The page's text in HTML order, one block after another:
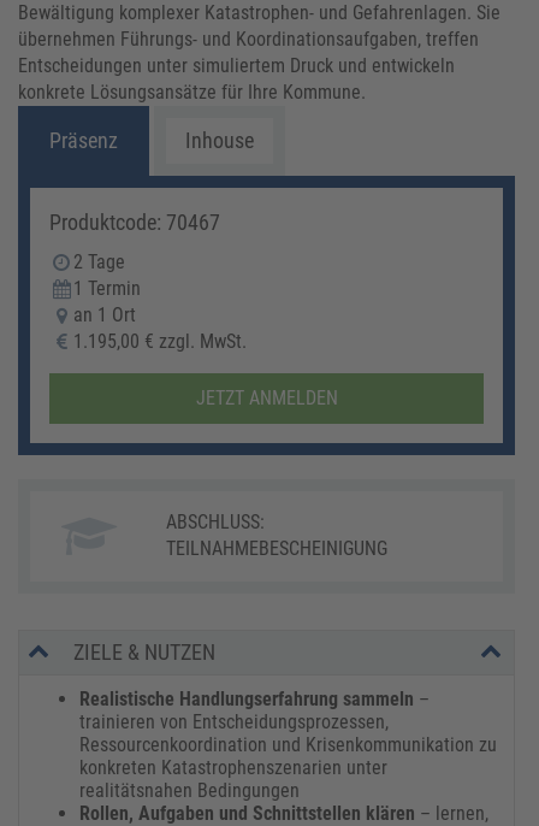
Bewältigung komplexer Katastrophen- und Gefahrenlagen. Sie
übernehmen Führungs- und Koordinationsaufgaben, treffen
Entscheidungen unter simuliertem Druck und entwickeln
konkrete Lösungsansätze für Ihre Kommune.
Präsenz Inhouse
Produktcode: 70467
2 Tage
1 Termin
an 1 Ort
1.195,00 € zzgl. MwSt.
JETZT ANMELDEN
ABSCHLUSS:
TEILNAHMEBESCHEINIGUNG
ZIELE & NUTZEN
​​Realistische Handlungserfahrung sammeln –
trainieren von Entscheidungsprozessen,
Ressourcenkoordination und Krisenkommunikation zu
konkreten Katastrophenszenarien unter
realitätsnahen Bedingungen
​Rollen, Aufgaben und Schnittstellen klären – lernen,